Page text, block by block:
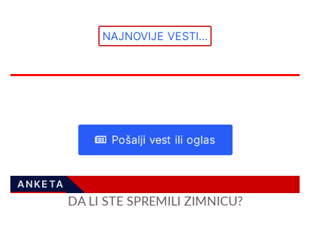
NAJNOVIJE VESTI…
Pošalji vest ili oglas
ANKETA
DA LI STE SPREMILI ZIMNICU?